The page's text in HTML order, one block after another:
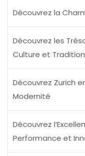
Découvrez la
Découvrez les
Culture et
Découvrez Zurich
Modernité
Découvrez
Performance et